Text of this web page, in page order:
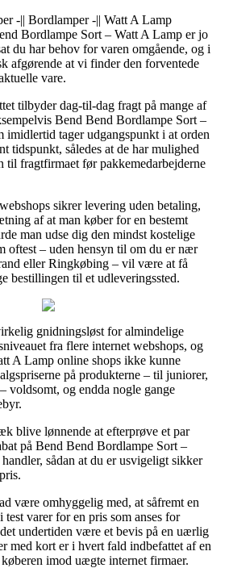
-|| Bordlamper -|| Watt A Lamp
Bordlampe Sort – Watt A Lamp er jo
du har behov for varen omgående, og i
afgørende at vi finder den forventede
vare.
tilbyder dag-til-dag fragt på mange af
Bend Bend Bordlampe Sort –
imidlertid tager udgangspunkt i at orden
tidspunkt, således at de har mulighed
til fragtfirmaet før pakkemedarbejderne
sikrer levering uden betaling,
af at man køber for en bestemt
man udse dig den mindst kostelige
oftest – uden hensyn til om du er nær
eller Ringkøbing – vil være at få
bestillingen til et udleveringssted.
gnidningsløst for almindelige
fra flere internet webshops, og
A Lamp online shops ikke kunne
på produkterne – til juniorer,
voldsomt, og endda nogle gange
blive lønnende at efterprøve et par
på Bend Bend Bordlampe Sort –
sådan at du er usvigeligt sikker
være omhyggelig med, at såfremt en
varer for en pris som anses for
undertiden være et bevis på en uærlig
med kort er i hvert fald indbefattet af en
imod uægte internet firmaer.